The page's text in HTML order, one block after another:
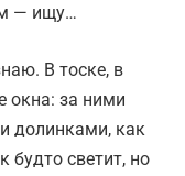
— ищу…
В тоске, в
окна: за ними
долинками, как
будто светит, но